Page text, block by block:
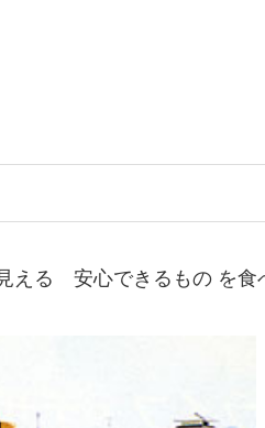
る 安心できるもの を食